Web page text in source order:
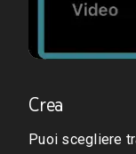
Crea
Puoi scegliere